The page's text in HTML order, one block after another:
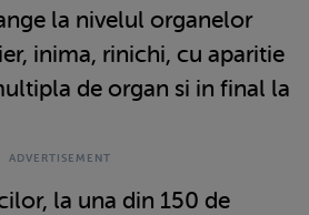
la nivelul organelor
inima, rinichi, cu aparitie
de organ si in final la
la una din 150 de